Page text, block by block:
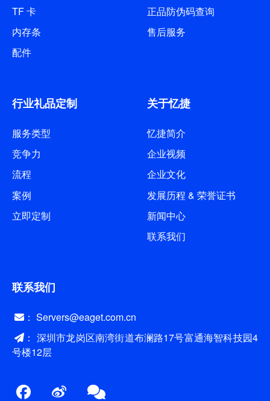
TF 卡
内存条
配件
正品防伪码查询
售后服务
行业礼品定制
服务类型
竞争力
流程
案例
立即定制
关于忆捷
忆捷简介
企业视频
企业文化
发展历程 & 荣誉证书
新闻中心
联系我们
联系我们
： Servers@eaget.com.cn
： 深圳市龙岗区南湾街道布澜路17号富通海智科技园4
号楼12层